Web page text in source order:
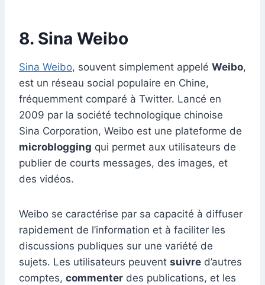
8. Sina Weibo
Sina Weibo, souvent simplement appelé Weibo,
est un réseau social populaire en Chine,
fréquemment comparé à Twitter. Lancé en
2009 par la société technologique chinoise
Sina Corporation, Weibo est une plateforme de
microblogging qui permet aux utilisateurs de
publier de courts messages, des images, et
des vidéos.
Weibo se caractérise par sa capacité à diffuser
rapidement de l’information et à faciliter les
discussions publiques sur une variété de
sujets. Les utilisateurs peuvent suivre d’autres
comptes, commenter des publications, et les